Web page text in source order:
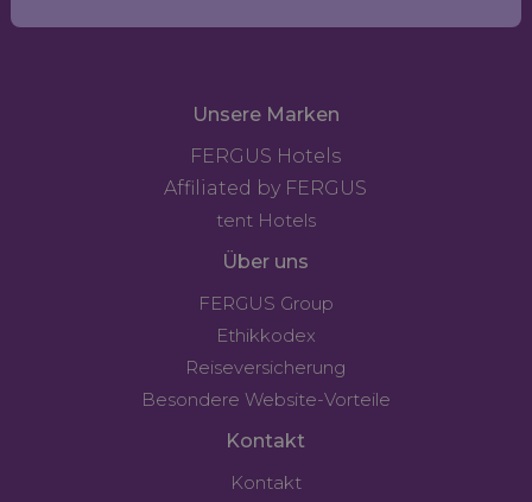
Unsere Marken
FERGUS Hotels
Affiliated by FERGUS
tent Hotels
Über uns
FERGUS Group
Ethikkodex
Reiseversicherung
Besondere Website-Vorteile
Kontakt
Kontakt